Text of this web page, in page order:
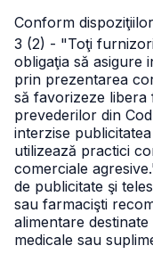
Conform
3 (2) - "Toţi
obligaţia să asigure
prin prezentarea
să favorizeze
prevederilor din
interzise
utilizează practici
comerciale
de publicitate şi
sau farmacişti
alimentare
medicale sau